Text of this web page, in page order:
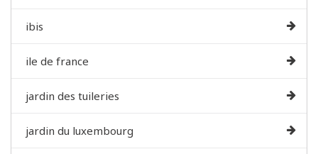
ibis
ile de france
jardin des tuileries
jardin du luxembourg